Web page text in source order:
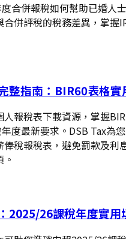
合併報稅如何幫助已婚人
併評稅的稅務差異，掌握
整指南：BIR60表格實
報稅表下載資源，掌握
度最新要求。DSB Tax為
稅報稅表，避免罰款及利
2025/26課稅年度實用